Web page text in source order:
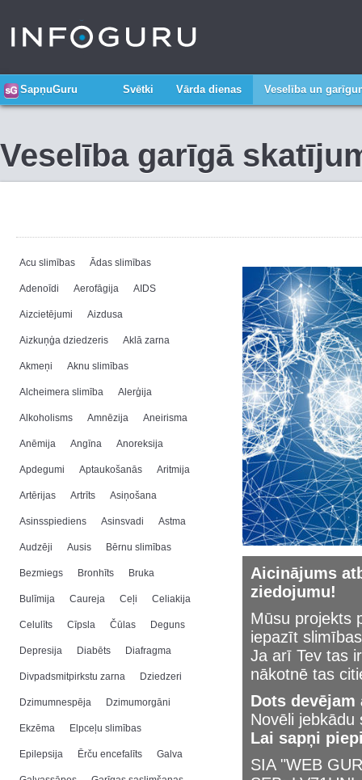
SapņuGuru Svētki Vārda dienas Veselība un
Veselība garīgā
Acu slimības Ādas slimības
Adenoīdi Aerofāgija AIDS
Aizcietējumi Aizdusa
Aizkuņģa dziedzeris Aklā zarna
Akmeņi Aknu slimības
Alcheimera slimība Alerģija
Alkoholisms Amnēzija Aneirisma
Anēmija Angīna Anoreksija
Apdegumi Aptaukošanās Aritmija
Artērijas Artrīts Asiņošana
Asinsspiediens Asinsvadi Astma
Audzēji Ausis Bērnu slimības
Bezmiegs Bronhīts Bruka
Bulīmija Caureja Ceļi Celiakija
Celulīts Cīpsla Čūlas Deguns
Depresija Diabēts Diafragma
Divpadsmitpirkstu zarna Dziedzeri
Dzimumnespēja Dzimumorgāni
Ekzēma Elpceļu slimības
Epilepsija Ērču encefalīts Galva
Aicinājums
ziedojumu!
Mūsu projekts
iepazīt
Ja arī Tev tas
nākotnē tas
Dots
Novēli
Lai sapņi
SIA "WEB